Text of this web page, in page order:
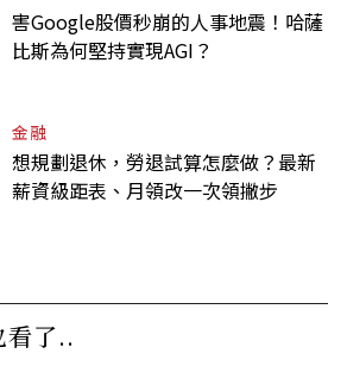
害Google股價秒崩的人事地震！哈薩
比斯為何堅持實現AGI？
金融
想規劃退休，勞退試算怎麼做？最新
薪資級距表、月領改一次領撇步
看了..